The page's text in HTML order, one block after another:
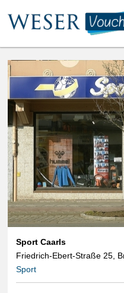
Sport Caarls
Friedrich-Ebert-Straße 25,
Sport
We